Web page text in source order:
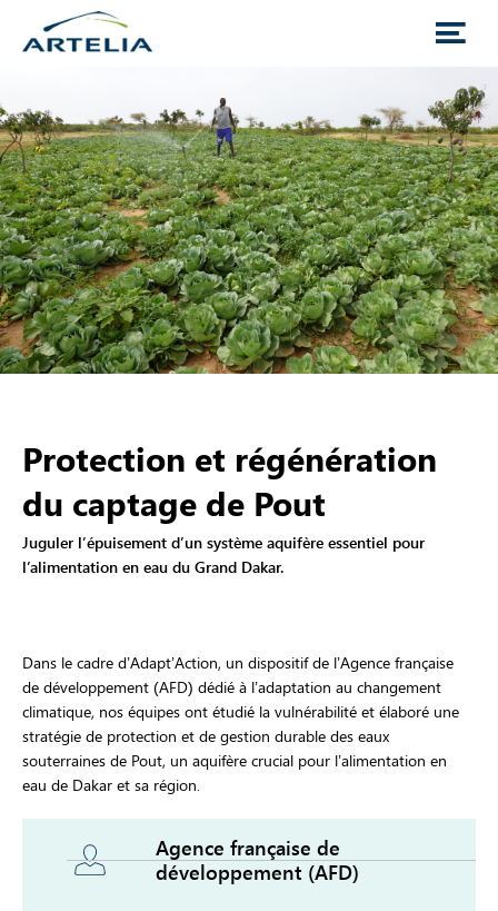
Protection et régénération
du captage de Pout
Juguler l’épuisement d’un système aquifère essentiel pour
l’alimentation en eau du Grand Dakar.
Dans le cadre d’Adapt’Action, un dispositif de l’Agence française
de développement (AFD) dédié à l’adaptation au changement
climatique, nos équipes ont étudié la vulnérabilité et élaboré une
stratégie de protection et de gestion durable des eaux
souterraines de Pout, un aquifère crucial pour l’alimentation en
eau de Dakar et sa région.
Agence française de
développement (AFD)